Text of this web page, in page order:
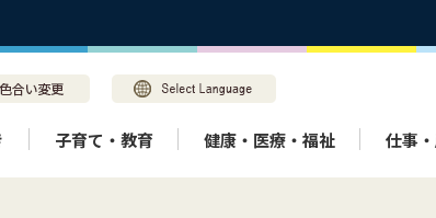
子育て・教育 健康・医療・福祉 仕事